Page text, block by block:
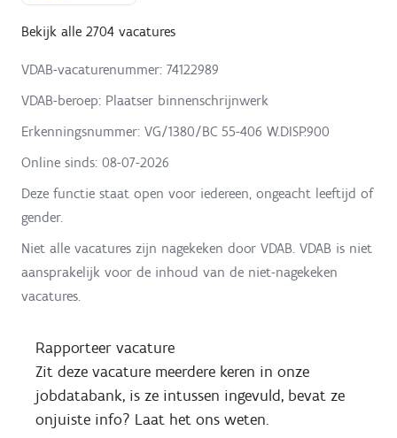
Bekijk alle 2704 vacatures
VDAB-vacaturenummer: 74122989
VDAB-beroep: Plaatser binnenschrijnwerk
Erkenningsnummer: VG/1380/BC 55-406 W.DISP.900
Online sinds: 08-07-2026
Deze functie staat open voor iedereen, ongeacht leeftijd of
gender.
Niet alle vacatures zijn nagekeken door VDAB. VDAB is niet
aansprakelijk voor de inhoud van de niet-nagekeken
vacatures.
Rapporteer vacature
Zit deze vacature meerdere keren in onze
jobdatabank, is ze intussen ingevuld, bevat ze
onjuiste info? Laat het ons weten.